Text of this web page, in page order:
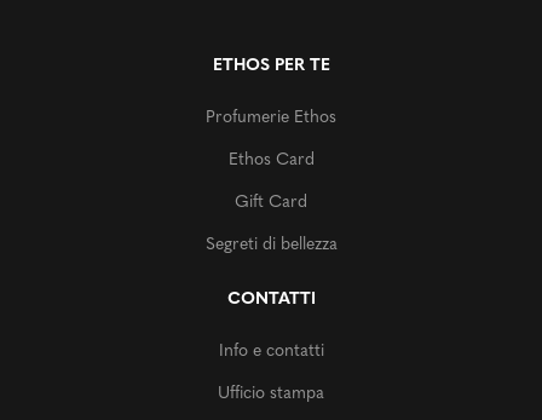
ETHOS PER TE
Profumerie Ethos
Ethos Card
Gift Card
Segreti di bellezza
CONTATTI
Info e contatti
Ufficio stampa